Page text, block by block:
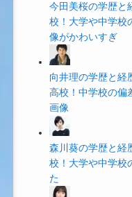
今田美桜の学歴と
校！大学や中学校
像がかわいすぎ
向井理の学歴と経
高校！中学校の偏
画像
森川葵の学歴と経
校！大学や中学校
た